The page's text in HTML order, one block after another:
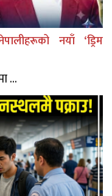
नयाँ ‘ड्रिम
...